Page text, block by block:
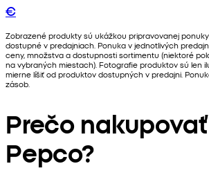
€
Zobrazené produkty sú ukážkou pripravovanej
dostupné v predajniach. Ponuka v jednotlivých
ceny, množstva a dostupnosti sortimentu (niektoré
na vybraných miestach). Fotografie produktov sú len
mierne líšiť od produktov dostupných v predajni.
zásob.
Prečo
Pepco?